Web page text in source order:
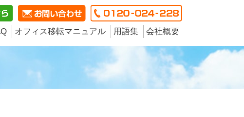
オフィス移転マニュアル 用語集 会社概要